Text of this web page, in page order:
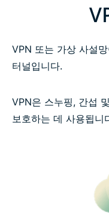
VPN을 사용하는 간
VPN 연결 구성 방법
VPN을 사용해야 하
위험 부담 없이
VPN 또는 가상 사설
터널입니다.
VPN은 스누핑, 간섭
보호하는 데 사용됩니